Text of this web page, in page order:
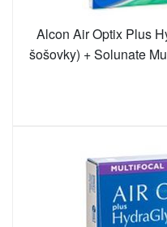
Alcon Air Optix Plus
šošovky) + Solunate